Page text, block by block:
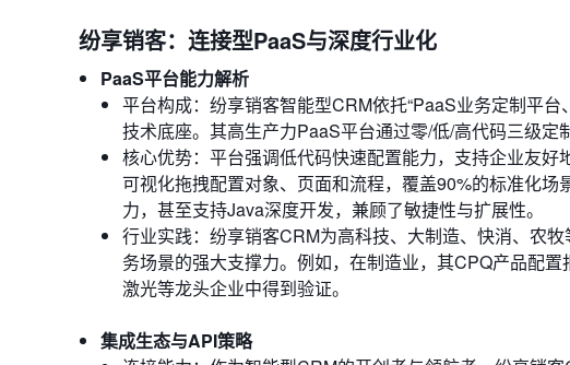
纷享销客：连接型PaaS与深度行业化
PaaS平台能力解析
平台构成：纷享销客智能型CRM依托“PaaS业务定制平
技术底座。其高生产力PaaS平台通过零/低/高代码三级定
核心优势：平台强调低代码快速配置能力，支持企业友
可视化拖拽配置对象、页面和流程，覆盖90%的标准化
力，甚至支持Java深度开发，兼顾了敏捷性与扩展性。
行业实践：纷享销客CRM为高科技、大制造、快消、农
务场景的强大支撑力。例如，在制造业，其CPQ产品配
激光等龙头企业中得到验证。
集成生态与API策略